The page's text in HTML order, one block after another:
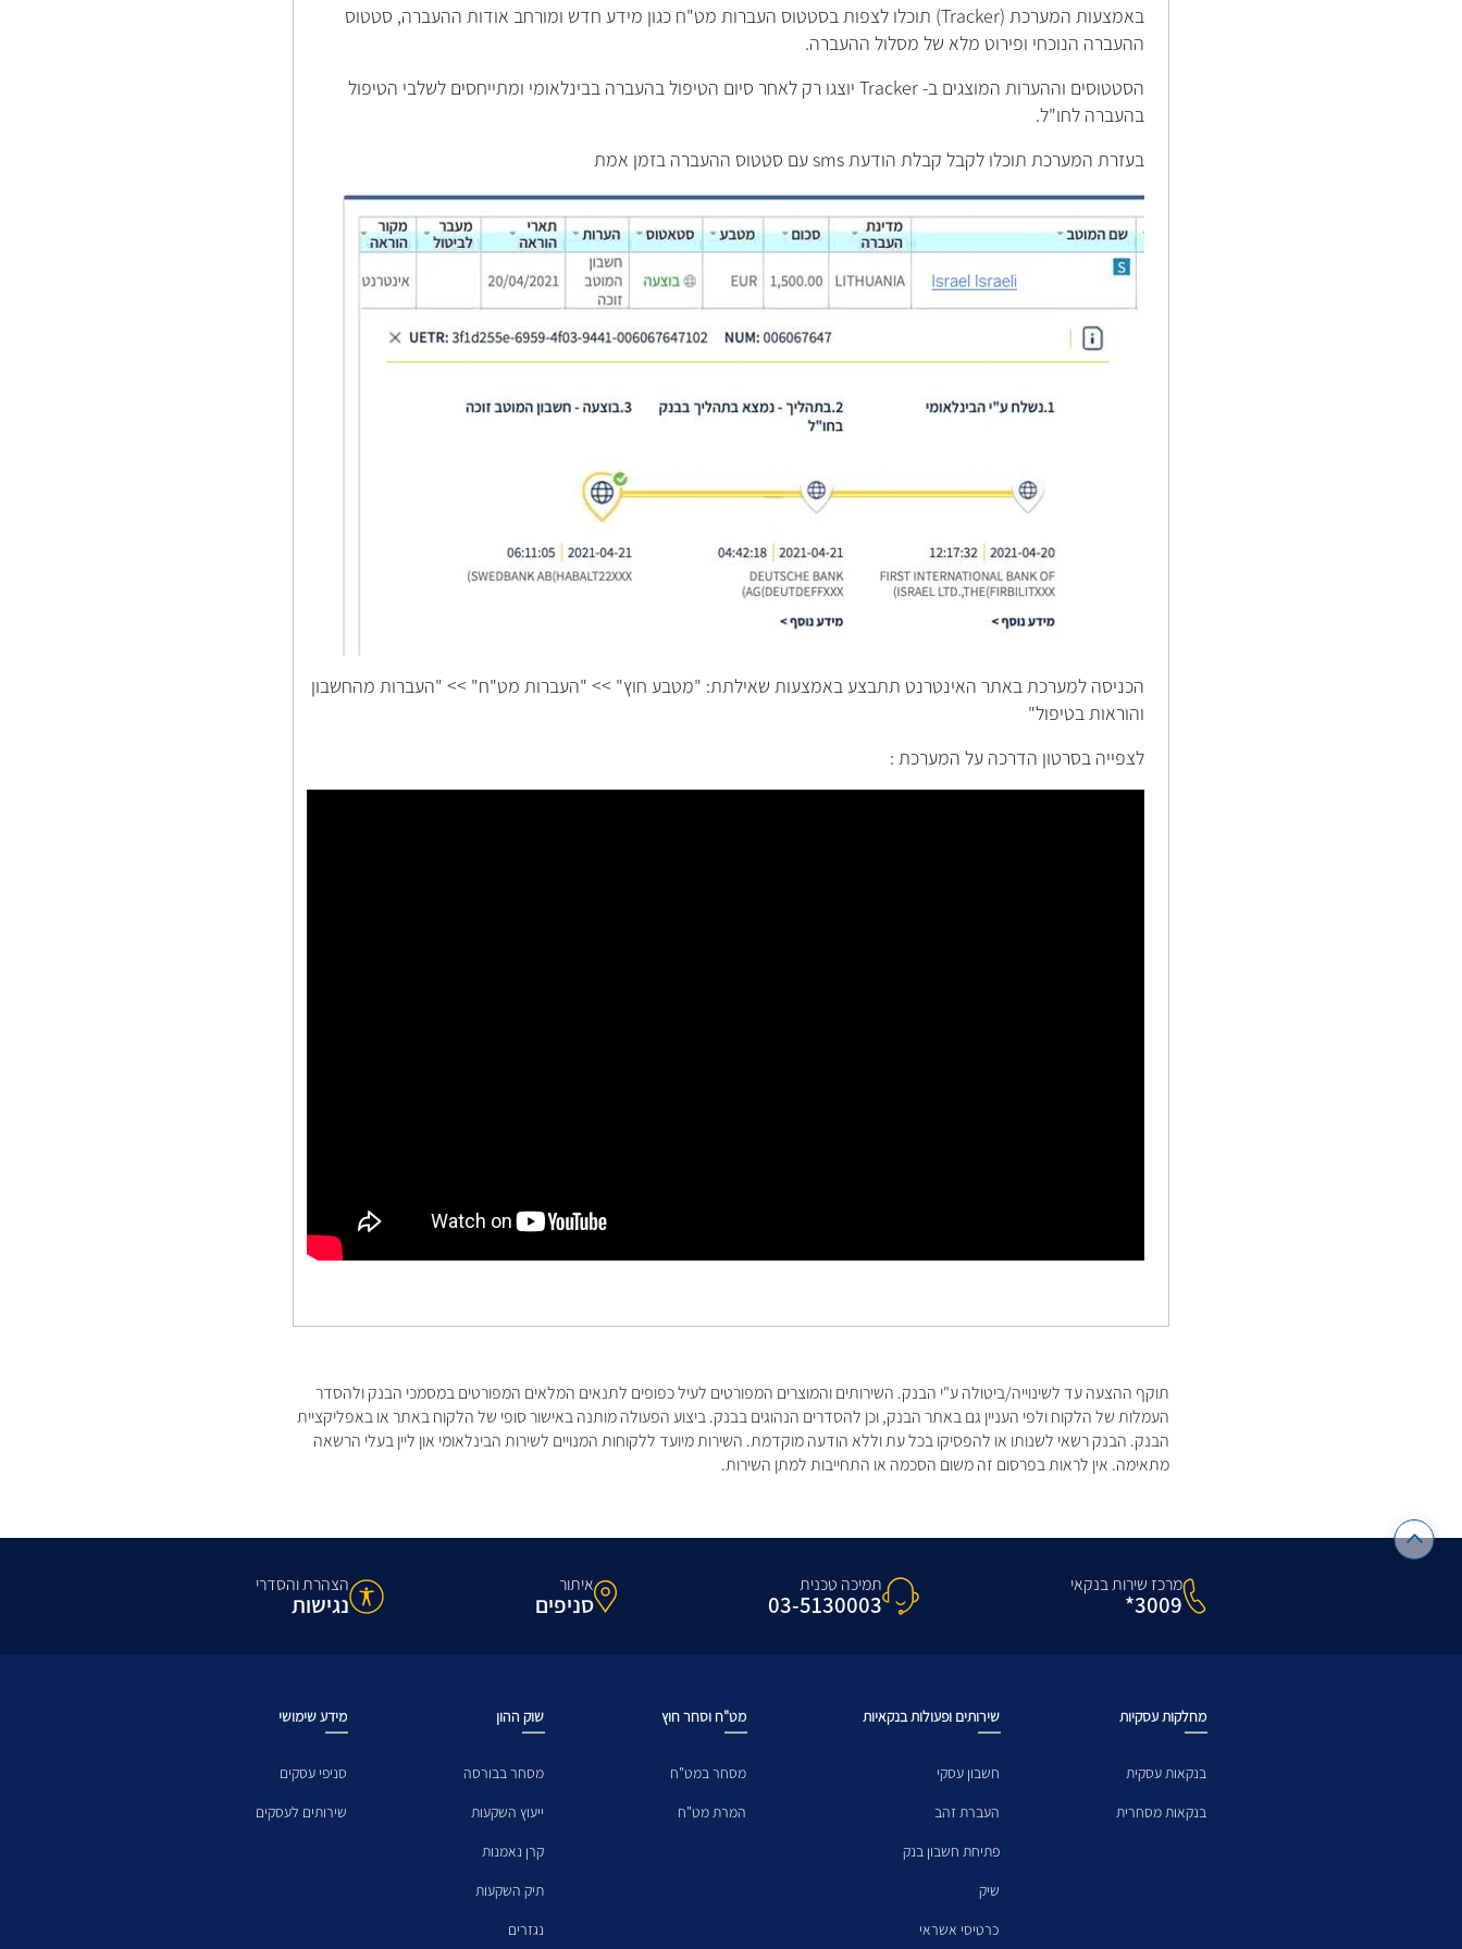
באמצעות המערכת (Tracker) תוכלו לצפות בסטטוס העברות מט"ח כגון מידע חדש ומורחב אודות ההעברה, סטטוס
ההעברה הנוכחי ופירוט מלא של מסלול ההעברה.
הסטטוסים וההערות המוצגים ב- Tracker יוצגו רק לאחר סיום הטיפול בהעברה בבינלאומי ומתייחסים לשלבי הטיפול
בהעברה לחו"ל.
בעזרת המערכת תוכלו לקבל קבלת הודעת sms עם סטטוס ההעברה בזמן אמת
הכניסה למערכת באתר האינטרנט תתבצע באמצעות שאילתת: "מטבע חוץ" >> "העברות מט"ח" >> "העברות מהחשבון
והוראות בטיפול"
לצפייה בסרטון הדרכה על המערכת :
תוקף ההצעה עד לשינוייה/ביטולה ע"י הבנק. השירותים והמוצרים המפורטים לעיל כפופים לתנאים המלאים המפורטים במסמכי הבנק ולהסדר
העמלות של הלקוח ולפי העניין גם באתר הבנק, וכן להסדרים הנהוגים בבנק. ביצוע הפעולה מותנה באישור סופי של הלקוח באתר או באפליקציית
הבנק. הבנק רשאי לשנותו או להפסיקו בכל עת וללא הודעה מוקדמת. השירות מיועד ללקוחות המנויים לשירות הבינלאומי און ליין בעלי הרשאה
מתאימה. אין לראות בפרסום זה משום הסכמה או התחייבות למתן השירות.
מרכז שירות בנקאי
3009*
תמיכה טכנית
03-5130003
איתור
סניפים
הצהרת והסדרי
נגישות
מחלקות עסקיות
בנקאות עסקית
בנקאות מסחרית
שירותים ופעולות בנקאיות
חשבון עסקי
העברת זהב
פתיחת חשבון בנק
שיק
כרטיסי אשראי
מט"ח וסחר חוץ
מסחר במט"ח
המרת מט"ח
שוק ההון
מסחר בבורסה
ייעוץ השקעות
קרן נאמנות
תיק השקעות
נגזרים
מידע שימושי
סניפי עסקים
שירותים לעסקים